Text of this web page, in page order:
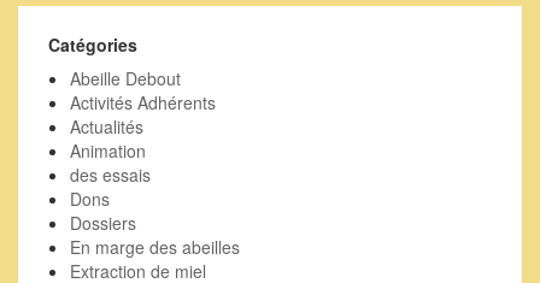
Catégories
Abeille Debout
Activités Adhérents
Actualités
Animation
des essais
Dons
Dossiers
En marge des abeilles
Extraction de miel